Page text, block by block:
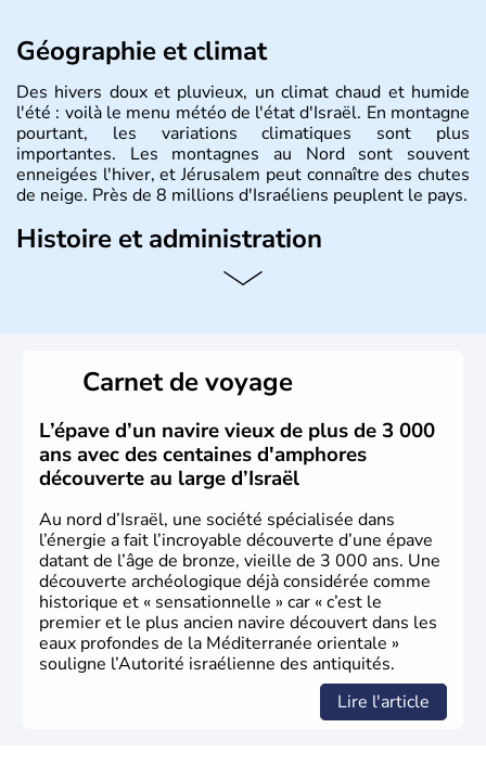
Géographie et climat
Des hivers doux et pluvieux, un climat chaud et humide
l'été : voilà le menu météo de l'état d'Israël. En montagne
pourtant, les variations climatiques sont plus
importantes. Les montagnes au Nord sont souvent
enneigées l'hiver, et Jérusalem peut connaître des chutes
de neige. Près de 8 millions d'Israéliens peuplent le pays.
Histoire et administration
L'Israël est un état de la partie est de la Méditerranée,
vrai essor économique dans le domaine des nouvelles
Carnet de voyage
L’épave d’un navire vieux de plus de 3 000
ans avec des centaines d'amphores
découverte au large d’Israël
Au nord d’Israël, une société spécialisée dans
l’énergie a fait l’incroyable découverte d’une épave
datant de l’âge de bronze, vieille de 3 000 ans. Une
découverte archéologique déjà considérée comme
historique et « sensationnelle » car « c’est le
premier et le plus ancien navire découvert dans les
eaux profondes de la Méditerranée orientale »
souligne l’Autorité israélienne des antiquités.
Lire l'article